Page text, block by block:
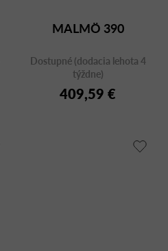
MALMÖ 390
Dostupné (dodacia lehota 4
týždne)
409,59 €